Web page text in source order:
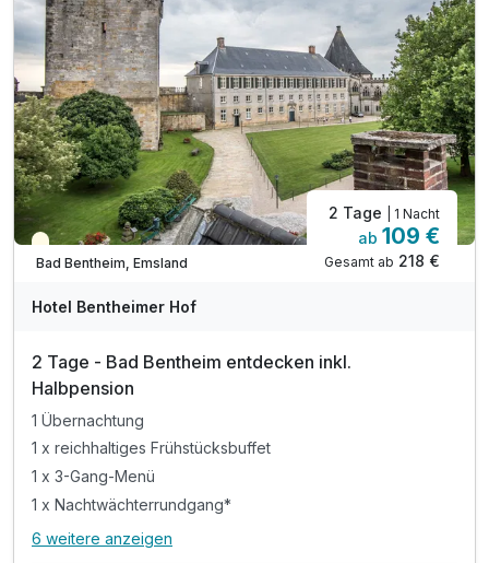
Teilweise ausgelastet
Bad Bentheim, Emsland
2 Tage | 1 Nacht
ab 109 €
Gesamt ab 218 €
Hotel Bentheimer Hof
2 Tage - Bad Bentheim entdecken inkl.
Halbpension
1 Übernachtung
1 x reichhaltiges Frühstücksbuffet
1 x 3-Gang-Menü
1 x Nachtwächterrundgang*
Alle Inklusivleistungen
6 weitere anzeigen